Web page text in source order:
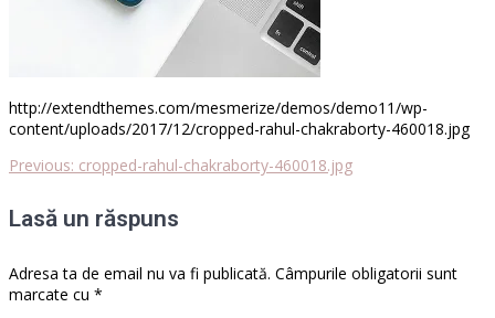
http://extendthemes.com/mesmerize/demos/demo11/wp-
content/uploads/2017/12/cropped-rahul-chakraborty-460018.jpg
Navigare
în
articole
Previous: Previous
cropped-rahul-chakraborty-460018.jpg
Lasă un răspuns
Adresa ta de email nu va fi publicată. Câmpurile obligatorii sunt
marcate cu *